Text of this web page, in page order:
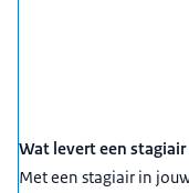
Wat levert een
Met een stagiair in